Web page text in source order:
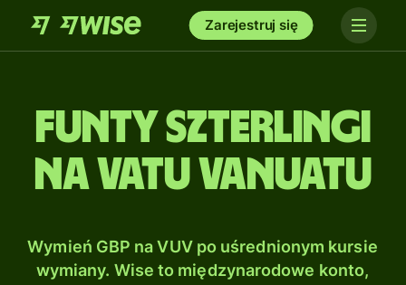
Zarejestruj się
Funty szterlingi
na Vatu Vanuatu
Wymień GBP na VUV po uśrednionym kursie
wymiany. Wise to międzynarodowe konto,